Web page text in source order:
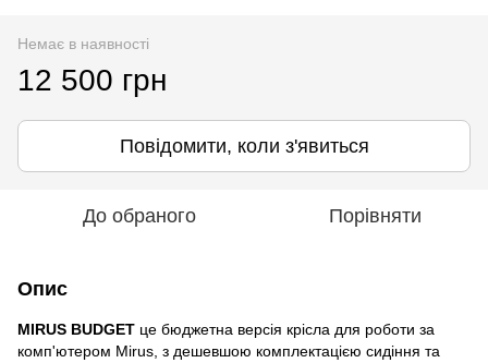
Немає в наявності
12 500 грн
Повідомити, коли з'явиться
До обраного Порівняти
Опис
MIRUS BUDGET це бюджетна версія крісла для роботи за
комп'ютером Mirus, з дешевшою комплектацією сидіння та